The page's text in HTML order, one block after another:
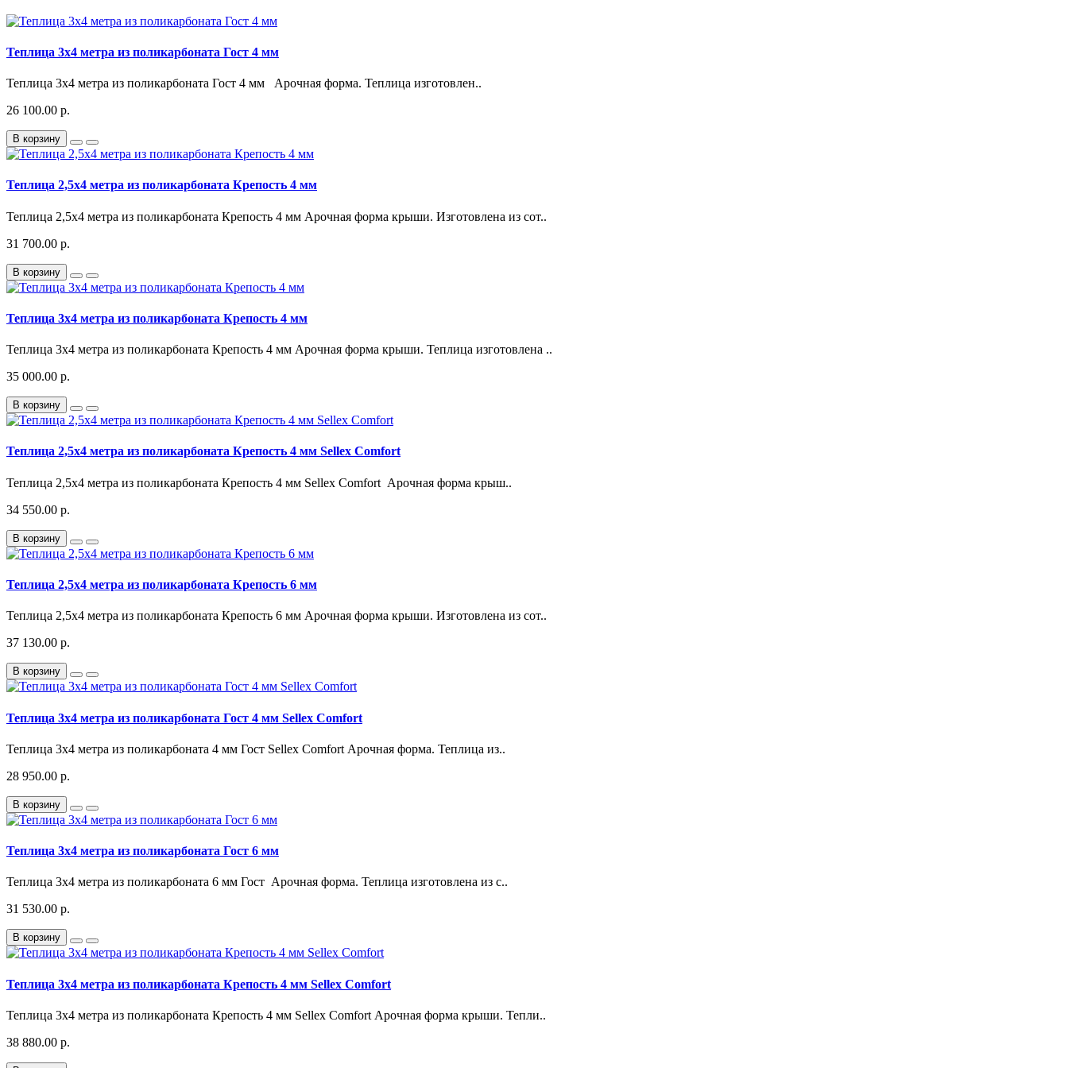
Теплица 3x4 метра из поликарбоната Гост 4 мм
Теплица 3x4 метра из поликарбоната Гост 4 мм Арочная форма. Теплица изготовлен..
26 100.00 р.
В корзину
Теплица 2,5x4 метра из поликарбоната Крепость 4 мм
Теплица 2,5x4 метра из поликарбоната Крепость 4 мм Арочная форма крыши. Изготовлена из сот..
31 700.00 р.
В корзину
Теплица 3x4 метра из поликарбоната Крепость 4 мм
Теплица 3x4 метра из поликарбоната Крепость 4 мм Арочная форма крыши. Теплица изготовлена ..
35 000.00 р.
В корзину
Теплица 2,5x4 метра из поликарбоната Крепость 4 мм Sellex Comfort
Теплица 2,5x4 метра из поликарбоната Крепость 4 мм Sellex Comfort Арочная форма крыш..
34 550.00 р.
В корзину
Теплица 2,5x4 метра из поликарбоната Крепость 6 мм
Теплица 2,5x4 метра из поликарбоната Крепость 6 мм Арочная форма крыши. Изготовлена из сот..
37 130.00 р.
В корзину
Теплица 3x4 метра из поликарбоната Гост 4 мм Sellex Comfort
Теплица 3x4 метра из поликарбоната 4 мм Гост Sellex Comfort Арочная форма. Теплица из..
28 950.00 р.
В корзину
Теплица 3x4 метра из поликарбоната Гост 6 мм
Теплица 3x4 метра из поликарбоната 6 мм Гост Арочная форма. Теплица изготовлена из с..
31 530.00 р.
В корзину
Теплица 3x4 метра из поликарбоната Крепость 4 мм Sellex Comfort
Теплица 3x4 метра из поликарбоната Крепость 4 мм Sellex Comfort Арочная форма крыши. Тепли..
38 880.00 р.